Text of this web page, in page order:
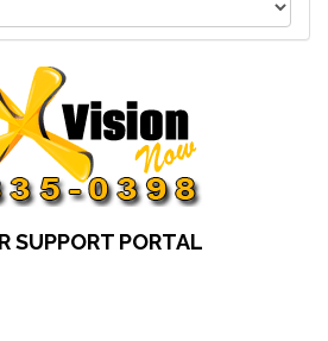
SUPPORT PORTAL